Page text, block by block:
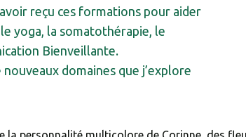
reçu ces formations pour aider
yoga, la somatothérapie, le
Bienveillante.
domaines que j’explore